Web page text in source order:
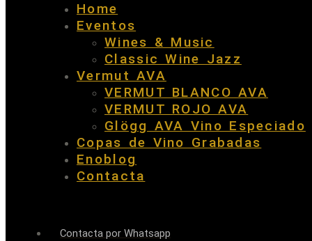
Home
Eventos
Wines & Music
Classic Wine Jazz
Vermut AVA
VERMUT BLANCO AVA
VERMUT ROJO AVA
Glögg AVA Vino Especiado
Copas de Vino Grabadas
Enoblog
Contacta
Contacta por Whatsapp